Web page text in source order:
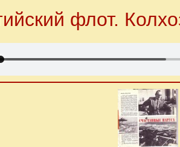
флот.